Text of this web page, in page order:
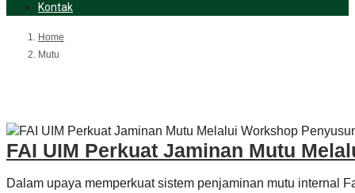
Kontak
Home
Mutu
FAI UIM Perkuat Jaminan Mutu
Dalam upaya memperkuat sistem penjaminan mutu internal